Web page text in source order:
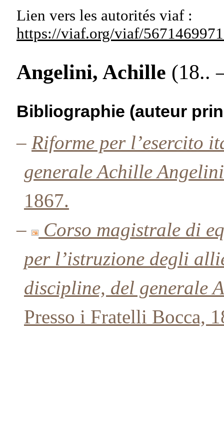
Lien vers les autorités viaf :
https://viaf.org/viaf/
Angelini, Achille (18..
Bibliographie (auteur
– Riforme per l’esercito
generale Achille
1867.
–
Corso magistrale di
per l’istruzione degli
discipline, del generale
Presso i Fratelli Bocca,